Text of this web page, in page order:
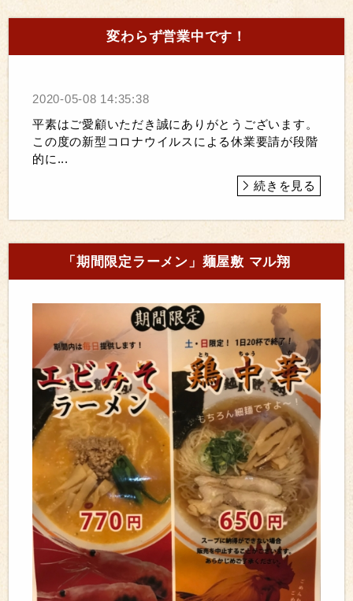
変わらず営業中です！
2020-05-08 14:35:38
平素はご愛顧いただき誠にありがとうございます。
この度の新型コロナウイルスによる休業要請が段階
的に...
続きを見る
「期間限定ラーメン」麺屋敷 マル翔